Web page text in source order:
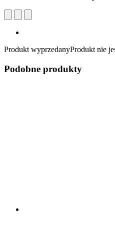
Produkt wyprzedanyProdukt nie
Podobne produkty